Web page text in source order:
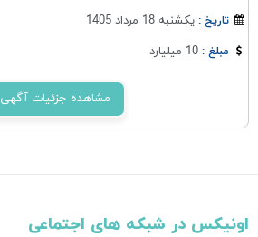
تاریخ :یکشنبه 18 مرداد 1405
مبلغ :10 میلیارد
مشاهده جزئیات آگهی
اونیکس در شبکه های اجتماعی